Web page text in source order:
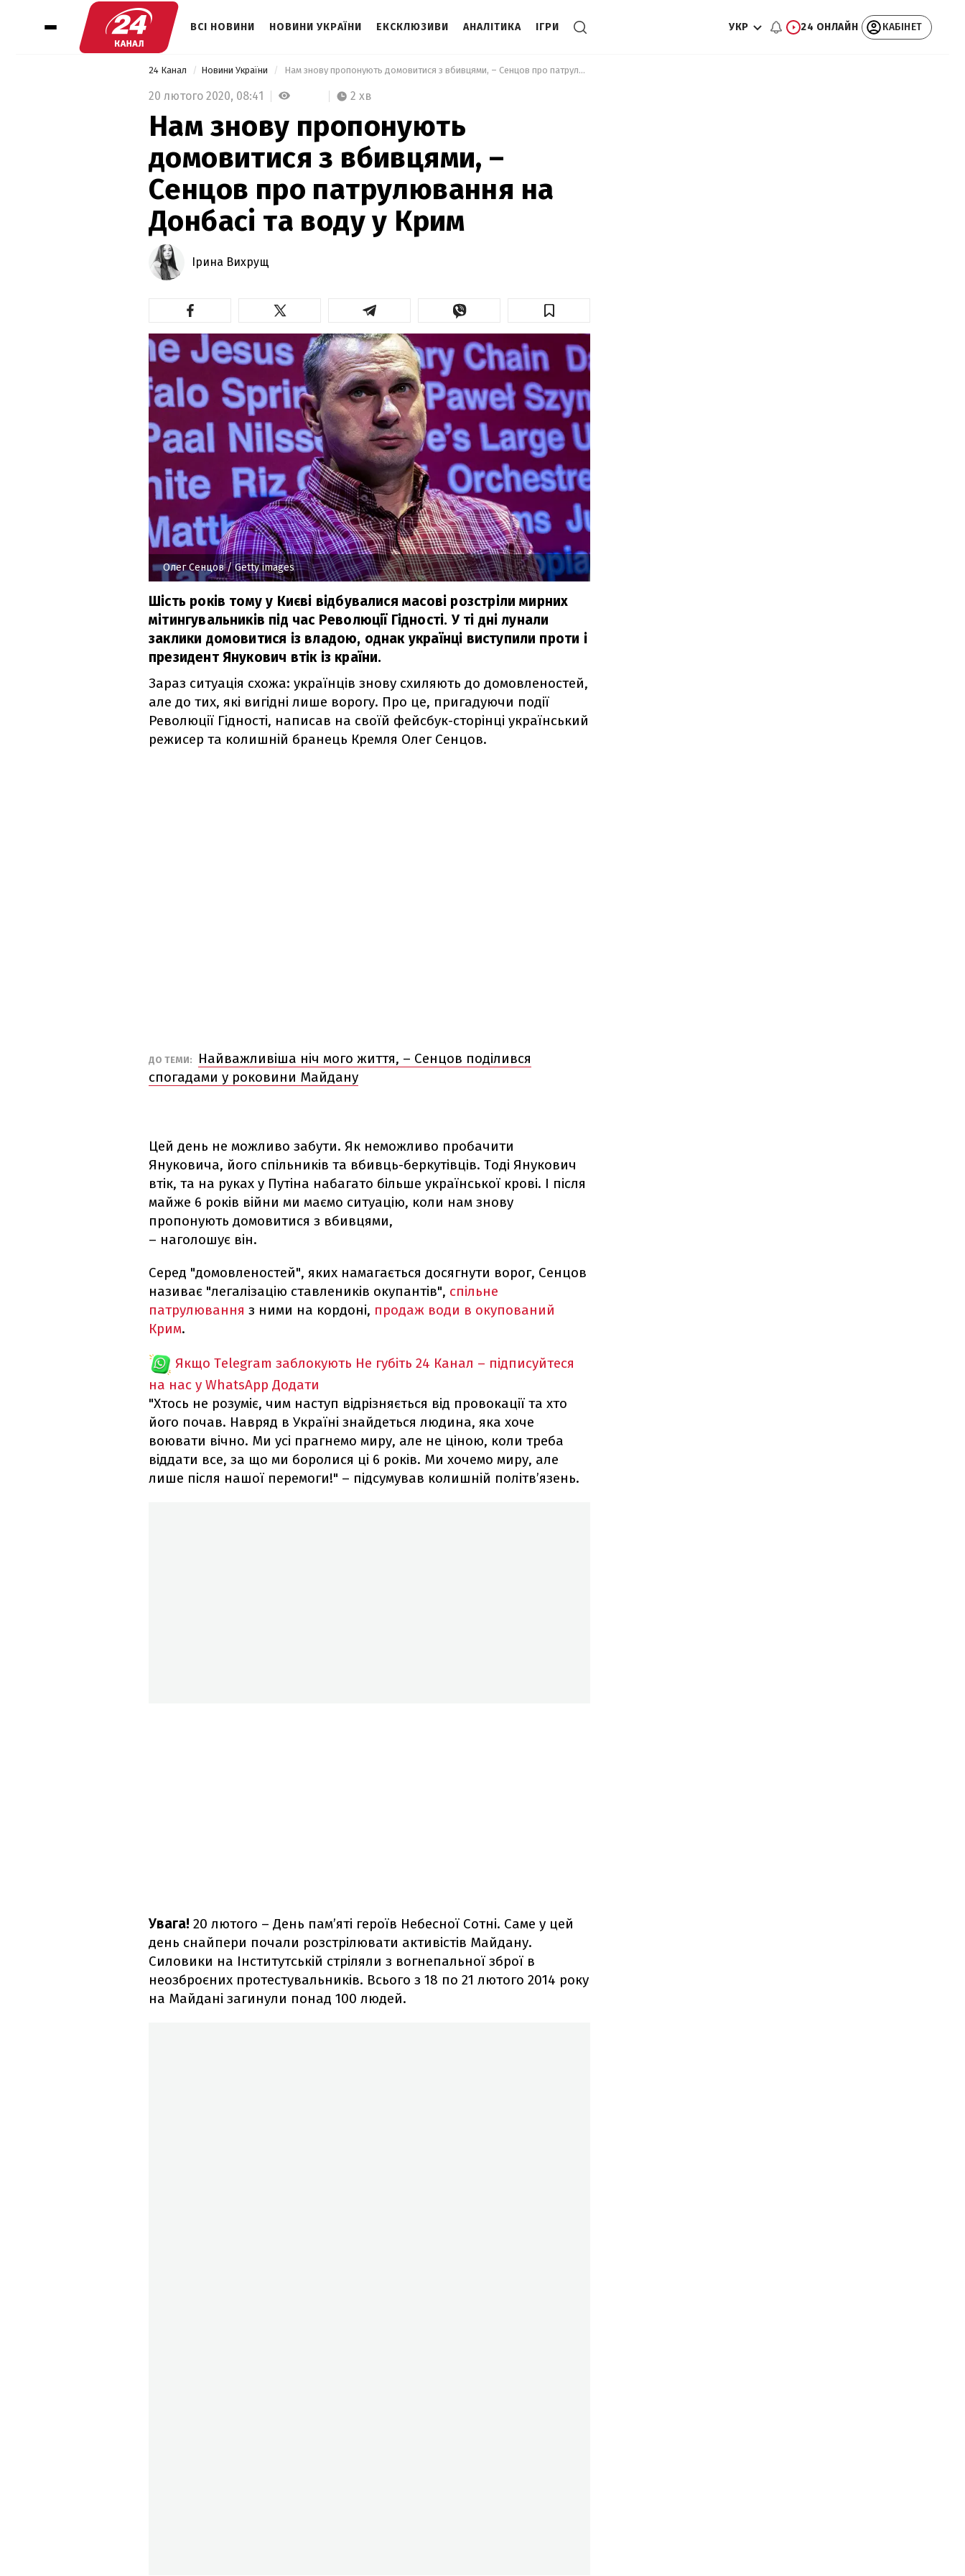
ВСІ НОВИНИ НОВИНИ УКРАЇНИ ЕКСКЛЮЗИВИ АНАЛІТИКА ІГРИ УКР 24 ОНЛАЙН КАБІНЕТ
24 Канал Новини України Нам знову пропонують домовитися з вбивцями, – Сенцов про патрулювання на Донбасі та воду у Крим
20 лютого 2020, 08:41 2 хв
Нам знову пропонують
домовитися з вбивцями, –
Сенцов про патрулювання на
Донбасі та воду у Крим
Ірина Вихрущ
Олег Сенцов/ Getty images
Шість років тому у Києві відбувалися масові розстріли мирних
мітингувальників під час Революції Гідності. У ті дні лунали
заклики домовитися із владою, однак українці виступили проти і
президент Янукович втік із країни.
Зараз ситуація схожа: українців знову схиляють до домовленостей,
але до тих, які вигідні лише ворогу. Про це, пригадуючи події
Революції Гідності, написав на своїй фейсбук-сторінці український
режисер та колишній бранець Кремля Олег Сенцов.
ДО ТЕМИ:
Найважливіша ніч мого життя, – Сенцов поділився
спогадами у роковини Майдану
Цей день не можливо забути. Як неможливо пробачити
Януковича, його спільників та вбивць-беркутівців. Тоді Янукович
втік, та на руках у Путіна набагато більше української крові. І після
майже 6 років війни ми маємо ситуацію, коли нам знову
пропонують домовитися з вбивцями,
– наголошує він.
Серед "домовленостей", яких намагається досягнути ворог, Сенцов
називає "легалізацію ставлеників окупантів", спільне
патрулювання з ними на кордоні, продаж води в окупований
Крим.
Якщо Telegram заблокують Не губіть 24 Канал – підписуйтеся
на нас у WhatsApp Додати
"Хтось не розуміє, чим наступ відрізняється від провокації та хто
його почав. Навряд в Україні знайдеться людина, яка хоче
воювати вічно. Ми усі прагнемо миру, але не ціною, коли треба
віддати все, за що ми боролися ці 6 років. Ми хочемо миру, але
лише після нашої перемоги!" – підсумував колишній політв’язень.
Увага! 20 лютого – День пам’яті героїв Небесної Сотні. Саме у цей
день снайпери почали розстрілювати активістів Майдану.
Силовики на Інститутській стріляли з вогнепальної зброї в
неозброєних протестувальників. Всього з 18 по 21 лютого 2014 року
на Майдані загинули понад 100 людей.